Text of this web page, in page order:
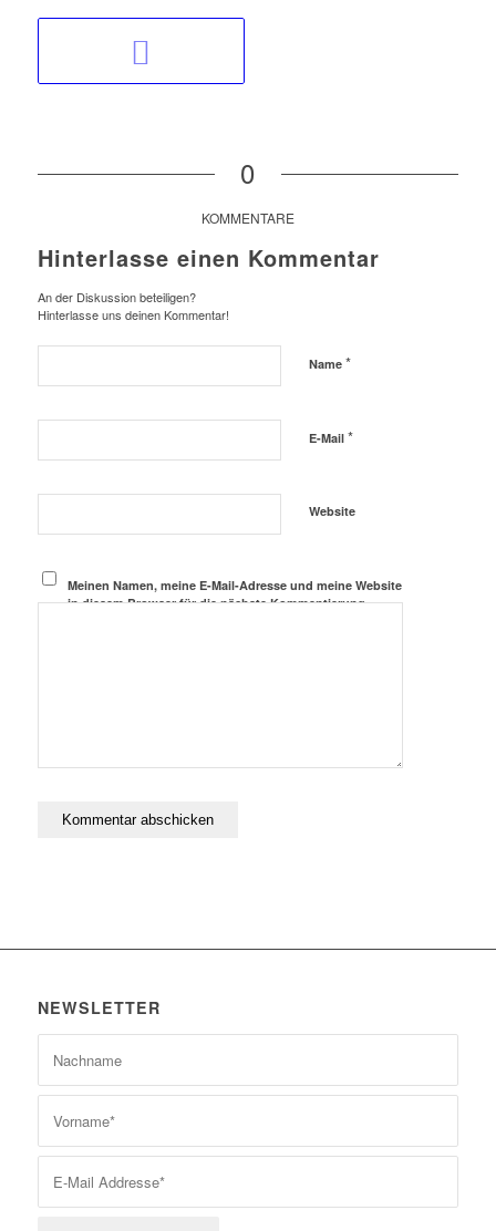
0
KOMMENTARE
Hinterlasse einen Kommentar
An der Diskussion beteiligen?
Hinterlasse uns deinen Kommentar!
Name *
E-Mail *
Website
Meinen Namen, meine E-Mail-Adresse und meine Website
in diesem Browser für die nächste Kommentierung
NEWSLETTER